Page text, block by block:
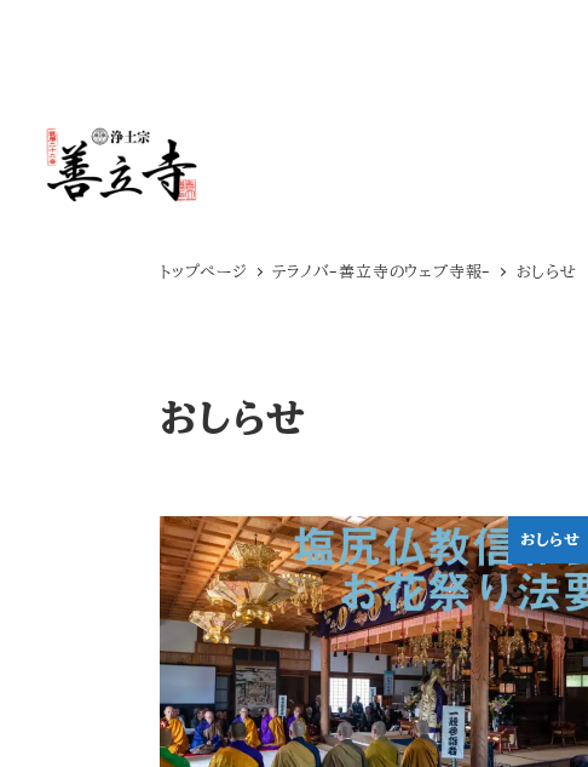
トップページ テラノバ-善立寺のウェブ寺報- おしらせ
おしらせ
おしらせ